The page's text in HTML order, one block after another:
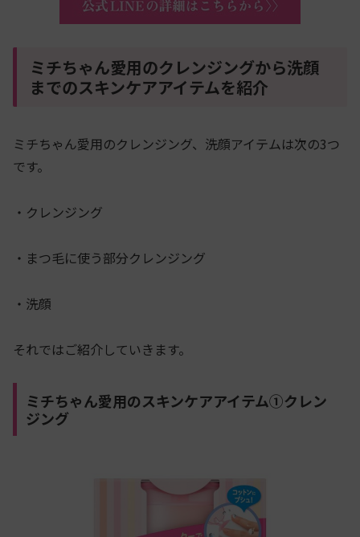
ミチちゃん愛用のクレンジングから洗顔
までのスキンケアアイテムを紹介
ミチちゃん愛用のクレンジング、洗顔アイテムは次の3つ
です。
・クレンジング
・まつ毛に使う部分クレンジング
・洗顔
それではご紹介していきます。
ミチちゃん愛用のスキンケアアイテム①クレン
ジング